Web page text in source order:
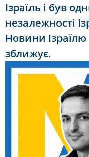
Ізраїль і був
незалежності
Новини
зближує.